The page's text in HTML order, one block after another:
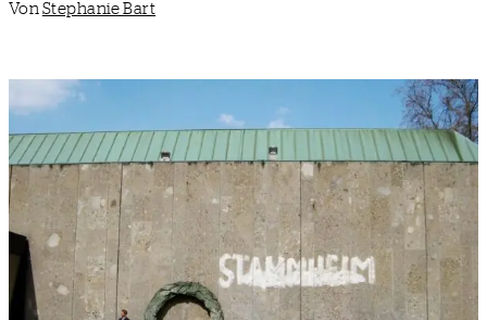
Von Stephanie Bart